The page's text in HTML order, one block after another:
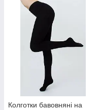
Колготки бавовняні на